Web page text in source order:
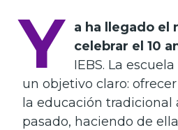
Y
a ha llegado el
celebrar el 10
IEBS. La
un objetivo claro:
la educación tradicional
pasado, haciendo de